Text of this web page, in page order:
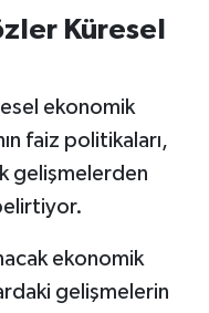
Küresel
ekonomik
faiz politikaları,
gelişmelerden
ekonomik
gelişmelerin